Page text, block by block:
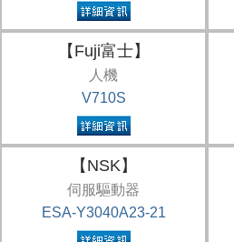
【Fuji富士】
人機
V710S
【NSK】
伺服驅動器
ESA-Y3040A23-21